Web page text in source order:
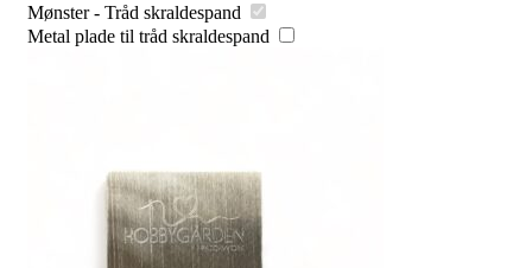
Mønster - Tråd skraldespand
Metal plade til tråd skraldespand